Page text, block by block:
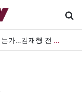
[출판] 표현의 자유는 어디까지 허용되는가…김재형 전 대법관 ‘언론과 인격권’